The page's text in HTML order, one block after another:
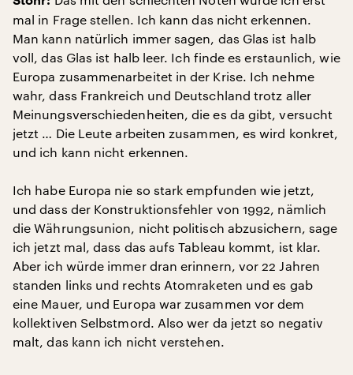
mal in Frage stellen. Ich kann das nicht erkennen.
Man kann natürlich immer sagen, das Glas ist halb
voll, das Glas ist halb leer. Ich finde es erstaunlich, wie
Europa zusammenarbeitet in der Krise. Ich nehme
wahr, dass Frankreich und Deutschland trotz aller
Meinungsverschiedenheiten, die es da gibt, versucht
jetzt … Die Leute arbeiten zusammen, es wird konkret,
und ich kann nicht erkennen.
Ich habe Europa nie so stark empfunden wie jetzt,
und dass der Konstruktionsfehler von 1992, nämlich
die Währungsunion, nicht politisch abzusichern, sage
ich jetzt mal, dass das aufs Tableau kommt, ist klar.
Aber ich würde immer dran erinnern, vor 22 Jahren
standen links und rechts Atomraketen und es gab
eine Mauer, und Europa war zusammen vor dem
kollektiven Selbstmord. Also wer da jetzt so negativ
malt, das kann ich nicht verstehen.